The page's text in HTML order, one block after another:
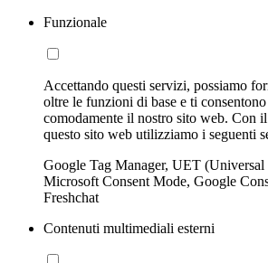
Funzionale
Accettando questi servizi, possiamo
oltre le funzioni di base e ti
comodamente il nostro sito web. Con
questo sito web utilizziamo i seguenti
Google Tag Manager, UET
Microsoft Consent Mode, Google
Freshchat
Contenuti multimediali esterni